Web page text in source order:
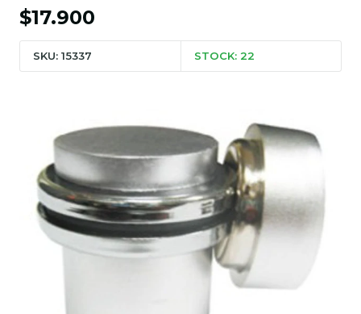
$17.900
SKU: 15337 STOCK: 22